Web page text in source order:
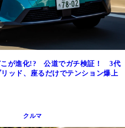
こが進化!? 公道でガチ検証！ 3代
ッド、座るだけでテンション爆上
クルマ